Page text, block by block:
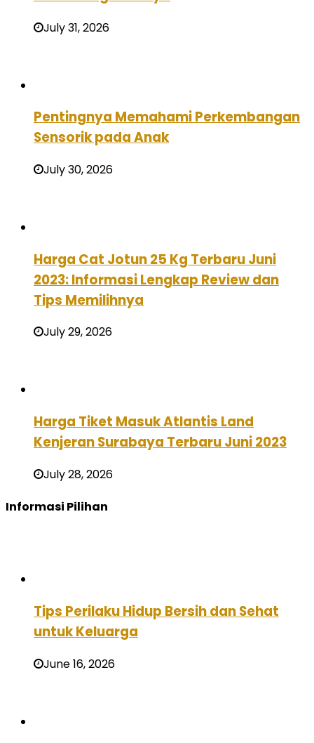
July 31, 2026
Pentingnya Memahami Perkembangan
Sensorik pada Anak
July 30, 2026
Harga Cat Jotun 25 Kg Terbaru Juni
2023: Informasi Lengkap Review dan
Tips Memilihnya
July 29, 2026
Harga Tiket Masuk Atlantis Land
Kenjeran Surabaya Terbaru Juni 2023
July 28, 2026
Informasi Pilihan
Tips Perilaku Hidup Bersih dan Sehat
untuk Keluarga
June 16, 2026